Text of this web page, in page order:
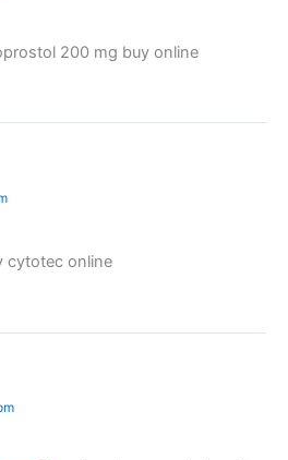
200 mg buy online
cytotec online